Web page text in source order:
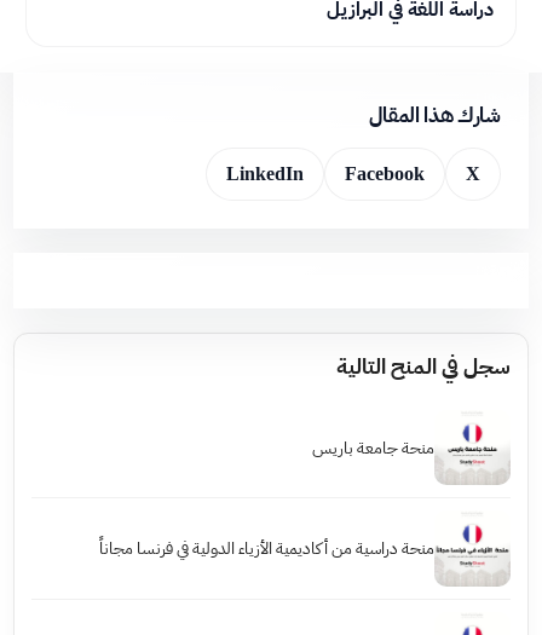
دراسة اللغة في البرازيل
شارك هذا المقال
X
Facebook
LinkedIn
سجل في المنح التالية
منحة جامعة باريس
منحة دراسية من أكاديمية الأزياء الدولية في فرنسا مجاناً